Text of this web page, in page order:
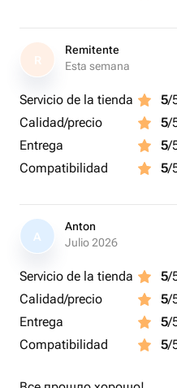
R
Remitente
Esta semana
Servicio de la tienda 5/
Calidad/precio
5/
Entrega
5/
Compatibilidad
5/
A
Anton
Julio 2026
Servicio de la tienda 5/
Calidad/precio
5/
Entrega
5/
Compatibilidad
5/